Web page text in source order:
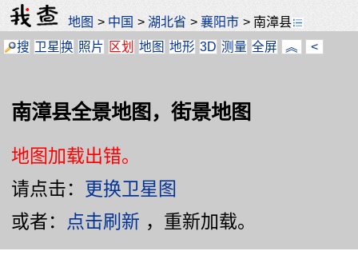
地图 > 中国 >湖北省 >襄阳市 > 南漳县
搜 卫星换 照片 区划 地图 地形 3D 测量 全屏 ︽ <
南漳县全景地图，街景地图
地图加载出错。
请点击： 更换卫星图
或者： 点击刷新 ，重新加载。